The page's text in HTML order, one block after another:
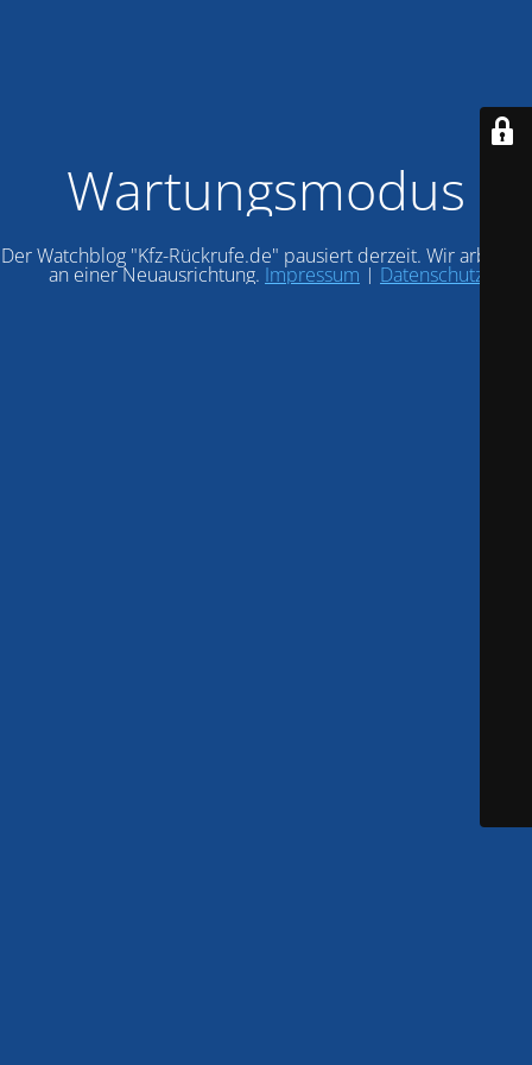
Wartungsmodus
Der Watchblog "Kfz-Rückrufe.de" pausiert derzeit. Wir arbeiten
an einer Neuausrichtung. Impressum | Datenschutz